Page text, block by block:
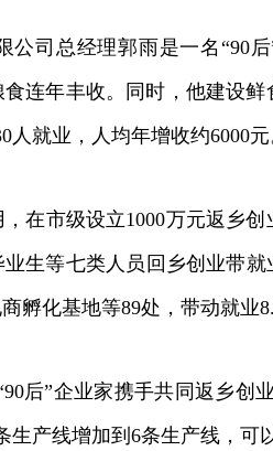
司总经理郭雨是一名“90后
连年丰收。同时，他建设
就业，人均年增收约6000元
市级设立1000万元返乡创
生等七类人员回乡创业带
孵化基地等89处，带动就业
后”企业家携手共同返乡创
产线增加到6条生产线，可